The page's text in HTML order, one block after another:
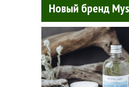
Новый бренд